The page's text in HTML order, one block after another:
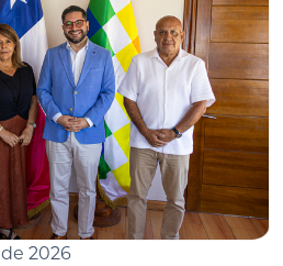
2026